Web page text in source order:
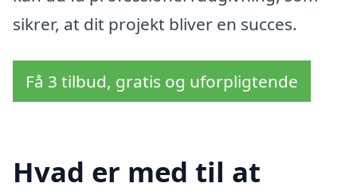
sikrer, at dit projekt bliver en succes.
Få 3 tilbud, gratis og uforpligtende
Hvad er med til at